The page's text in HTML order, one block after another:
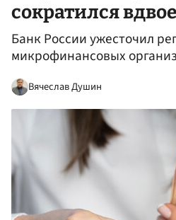
сократился вдвое
Банк России ужесточил
микрофинансовых
Вячеслав Душин